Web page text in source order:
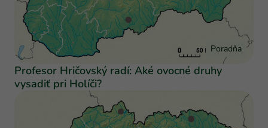
Poradňa
Profesor Hričovský radí: Aké ovocné druhy
vysadiť pri Holíči?